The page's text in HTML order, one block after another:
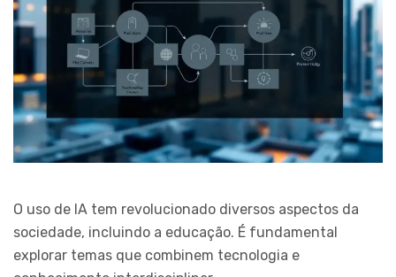
O uso de IA tem revolucionado diversos aspectos da
sociedade, incluindo a educação. É fundamental
explorar temas que combinem tecnologia e